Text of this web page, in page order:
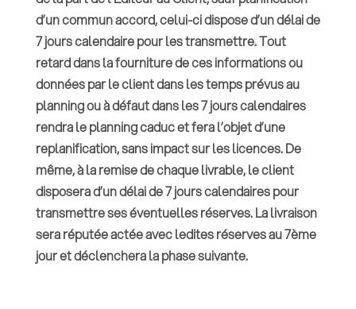
d’un commun accord, celui-ci dispose d’un délai de
7 jours calendaire pour les transmettre. Tout
retard dans la fourniture de ces informations ou
données par le client dans les temps prévus au
planning ou à défaut dans les 7 jours calendaires
rendra le planning caduc et fera l’objet d’une
replanification, sans impact sur les licences. De
même, à la remise de chaque livrable, le client
disposera d’un délai de 7 jours calendaires pour
transmettre ses éventuelles réserves. La livraison
sera réputée actée avec ledites réserves au 7ème
jour et déclenchera la phase suivante.